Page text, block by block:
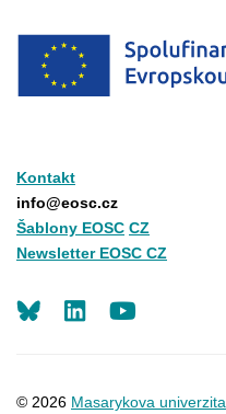
Kontakt
info@eosc.cz
Šablony EOSC CZ
Newsletter EOSC CZ
© 2026 Masarykova univerzita
LinkedIn